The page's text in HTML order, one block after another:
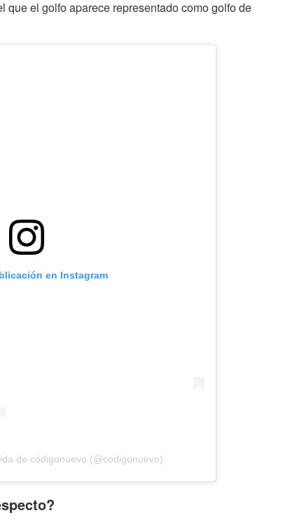
que el golfo aparece representado como golfo de
en Instagram
de códigonuevo (@codigonuevo)